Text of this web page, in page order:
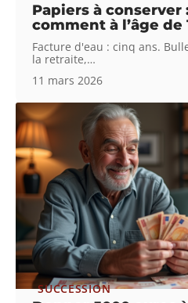
Papiers à
comment à l’âge de
Facture d'eau : cinq ans.
la retraite,…
11 mars 2026
SUCCESSION